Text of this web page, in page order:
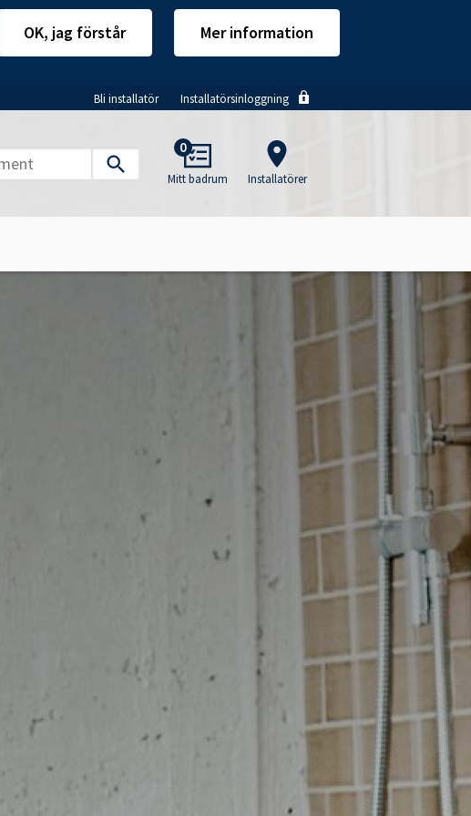
OK, jag förstår Mer information
Bli installatör Installatörsinloggning
0
Mitt badrum
navigation
Installatörer